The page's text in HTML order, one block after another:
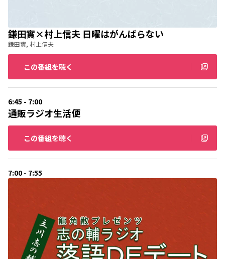
鎌田實×村上信夫 日曜はがんばらない
鎌田實, 村上信夫
この番組を聴く
6:45 - 7:00
通販ラジオ生活便
この番組を聴く
7:00 - 7:55